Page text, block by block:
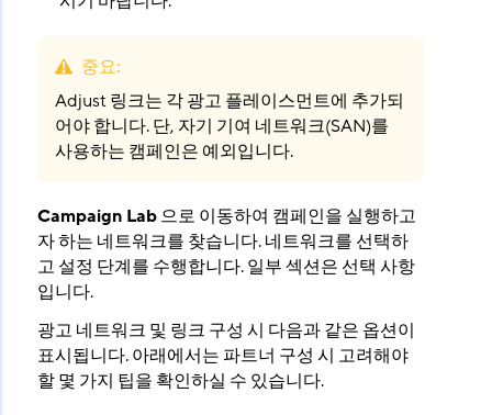
중요:
Adjust 링크는 각 광고 플레이스먼트에 추가되
어야 합니다. 단, 자기 기여 네트워크(SAN)를
사용하는 캠페인은 예외입니다.
Campaign Lab으로 이동하여 캠페인을 실행하고
자 하는 네트워크를 찾습니다. 네트워크를 선택하
고 설정 단계를 수행합니다. 일부 섹션은 선택 사항
입니다.
광고 네트워크 및 링크 구성 시 다음과 같은 옵션이
표시됩니다. 아래에서는 파트너 구성 시 고려해야
할 몇 가지 팁을 확인하실 수 있습니다.